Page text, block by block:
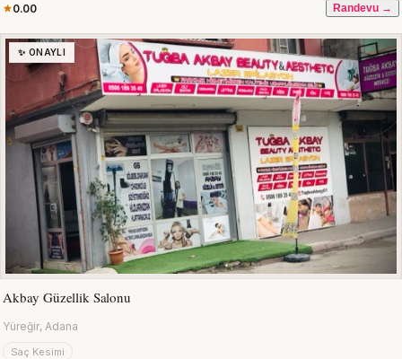
0.00 Randevu →
✨ ONAYLI
Akbay Güzellik Salonu
Yüreğir, Adana
Saç Kesimi